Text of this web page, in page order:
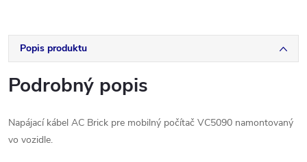
Popis produktu
Podrobný popis
Napájací kábel AC Brick pre mobilný počítač VC5090 namontovaný
vo vozidle.